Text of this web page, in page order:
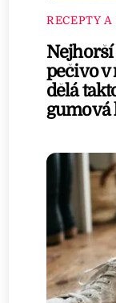
RECEPTY
pečivo v
dělá
gumová